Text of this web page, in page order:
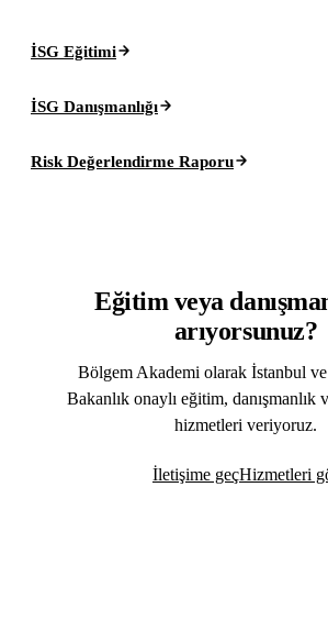
İSG Eğitimi
İSG Danışmanlığı
Risk Değerlendirme Raporu
Eğitim veya
arıyorsunuz?
Bölgem Akademi olarak İstanbul
Bakanlık onaylı eğitim, danışmanlık
hizmetleri veriyoruz.
İletişime geçHizmetleri